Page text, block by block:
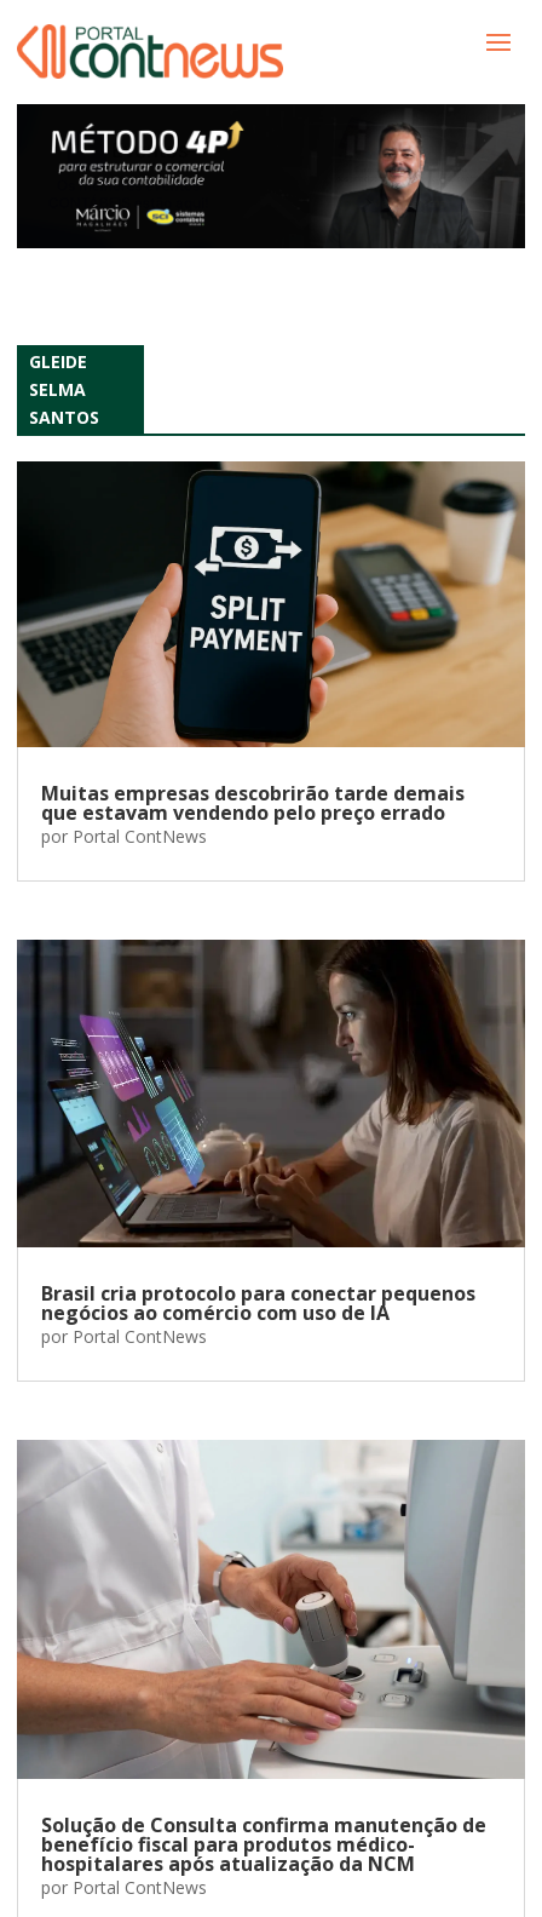
GLEIDE
SELMA
SANTOS
Muitas empresas descobrirão tarde demais
que estavam vendendo pelo preço errado
por Portal ContNews
Brasil cria protocolo para conectar pequenos
negócios ao comércio com uso de IA
por Portal ContNews
Solução de Consulta confirma manutenção de
benefício fiscal para produtos médico-
hospitalares após atualização da NCM
por Portal ContNews